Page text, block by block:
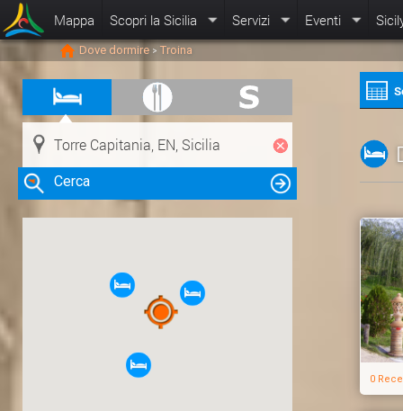
Mappa Scopri la Sicilia Servizi Eventi
Dove dormire > Troina
Cerca
Clicca su una risorsa nella mappa
per visualizzare le informazioni
0